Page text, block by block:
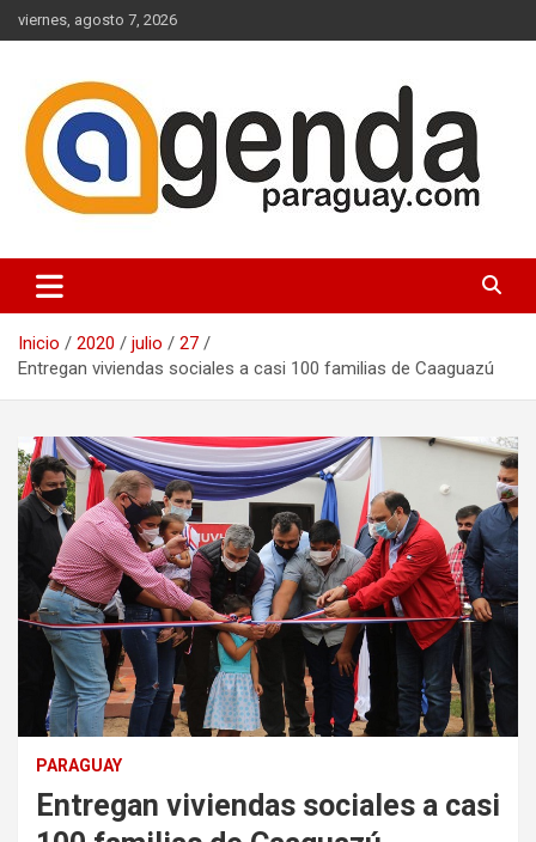
Saltar
al
viernes, agosto 7, 2026
Agenda Paraguay
Inicio 2020 julio
27
Entregan viviendas sociales a casi 100 familias de Caaguazú
PARAGUAY
Entregan viviendas sociales a casi